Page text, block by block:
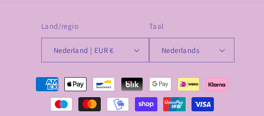
Land/regio
Nederland | EUR €
Taal
Nederlands
Betaalmethoden